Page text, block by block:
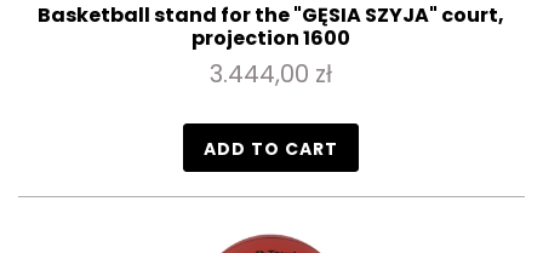
Basketball stand for the "GĘSIA SZYJA" court,
projection 1600
3.444,00 zł
ADD TO CART